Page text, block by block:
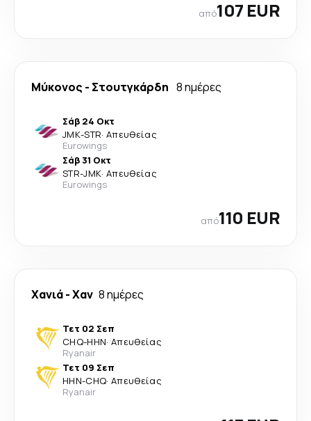
από107 EUR
Μύκονος - Στουτγκάρδη 8 ημέρες
Σάβ 24 Οκτ
JMK-STR· Απευθείας
Eurowings
Σάβ 31 Οκτ
STR-JMK· Απευθείας
Eurowings
από110 EUR
Χανιά-Χαν 8 ημέρες
Τετ 02 Σεπ
CHQ-HHN· Απευθείας
Ryanair
Τετ 09 Σεπ
HHN-CHQ· Απευθείας
Ryanair